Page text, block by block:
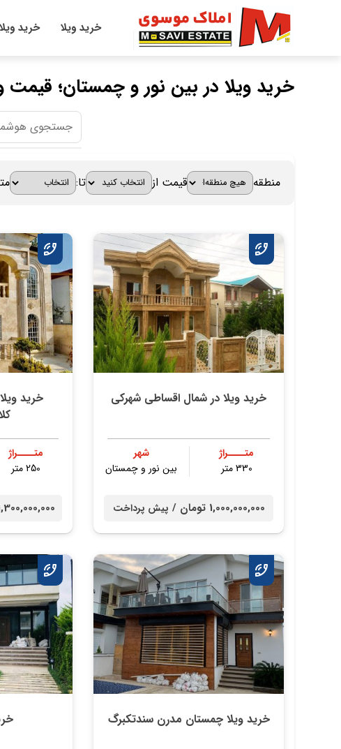
خرید ویلا خرید
خرید ویلا در بین نور و چمستان؛ قیمت
منطقه قیمت از تا:
خرید ویلا در شمال اقساطی شهرکی
متــــراژ
330 متر
شهر
بین نور و چمستان
1,000,000,000 تومان / پیش پرداخت
خرید
متــــراژ
250 متر
1,300,000,000
خرید ویلا چمستان مدرن سندتکبرگ